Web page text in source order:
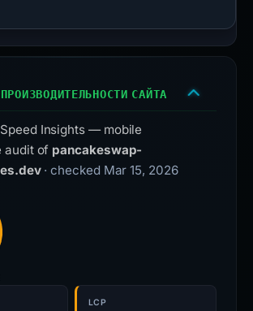
САЙТА
Insights — mobile
audit of pancakeswap-
· checked Mar 15, 2026
LCP